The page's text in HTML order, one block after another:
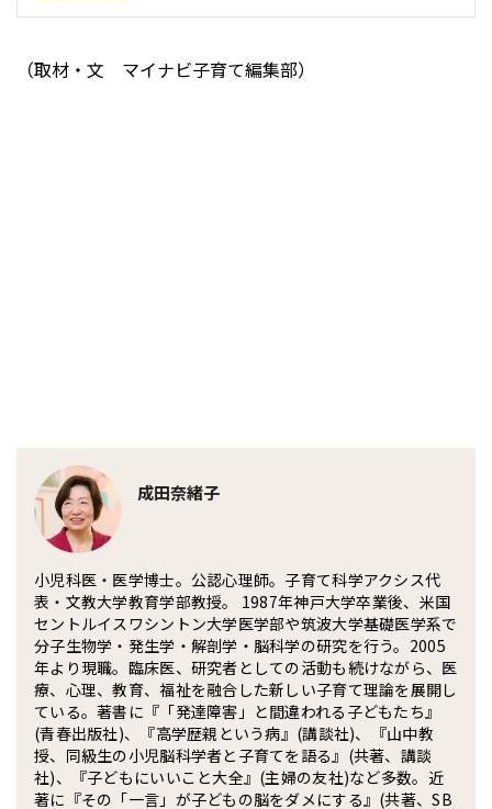
（取材・文 マイナビ子育て編集部）
成田奈緒子
小児科医・医学博士。公認心理師。子育て科学アクシス代
表・文教大学教育学部教授。 1987年神戸大学卒業後、米国
セントルイスワシントン大学医学部や筑波大学基礎医学系で
分子生物学・発生学・解剖学・脳科学の研究を行う。2005
年より現職。臨床医、研究者としての活動も続けながら、医
療、心理、教育、福祉を融合した新しい子育て理論を展開し
ている。著書に『「発達障害」と間違われる子どもたち』
(青春出版社)、『高学歴親という病』(講談社)、『山中教
授、同級生の小児脳科学者と子育てを語る』(共著、講談
社)、『子どもにいいこと大全』(主婦の友社)など多数。近
著に『その「一言」が子どもの脳をダメにする』(共著、SB